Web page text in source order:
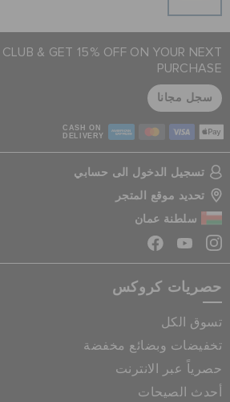
& GET 15% OFF ON YOUR NEXT
PURCHASE
سجل مجانا
CASH ON
DELIVERY
تسجيل الدخول الى حسابي
تحديد موقع المتجر
سلطنة عمان
حصريات كروكس
تسوق الكل
تخفيضات وبضائع مخفضة
حصرياً عبر الانترنت
أحدث الصيحات